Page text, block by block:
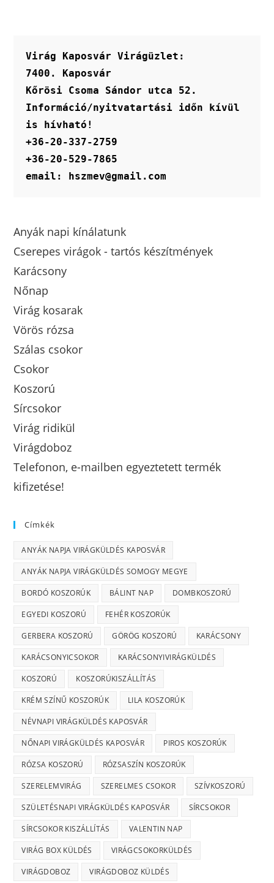
termékoldalon
választhatók
Virág Kaposvár Virágüzlet:
7400. Kaposvár
Kőrösi Csoma Sándor utca 52.
Információ/nyitvatartási időn kívül
is hívható!
+36-20-337-2759
+36-20-529-7865
email: hszmev@gmail.com
Anyák napi kínálatunk
Cserepes virágok - tartós készítmények
Karácsony
Nőnap
Virág kosarak
Vörös rózsa
Szálas csokor
Csokor
Koszorú
Sírcsokor
Virág ridikül
Virágdoboz
Telefonon, e-mailben egyeztetett termék
kifizetése!
Címkék
ANYÁK NAPJA VIRÁGKÜLDÉS KAPOSVÁR
ANYÁK NAPJA VIRÁGKÜLDÉS SOMOGY MEGYE
BORDÓ KOSZORÚK BÁLINT NAP DOMBKOSZORÚ
EGYEDI KOSZORÚ FEHÉR KOSZORÚK
GERBERA KOSZORÚ GÖRÖG KOSZORÚ KARÁCSONY
KARÁCSONYICSOKOR KARÁCSONYIVIRÁGKÜLDÉS
KOSZORÚ KOSZORÚKISZÁLLÍTÁS
KRÉM SZÍNŰ KOSZORÚK LILA KOSZORÚK
NÉVNAPI VIRÁGKÜLDÉS KAPOSVÁR
NŐNAPI VIRÁGKÜLDÉS KAPOSVÁR PIROS KOSZORÚK
RÓZSA KOSZORÚ RÓZSASZÍN KOSZORÚK
SZERELEMVIRÁG SZERELMES CSOKOR SZÍVKOSZORÚ
SZÜLETÉSNAPI VIRÁGKÜLDÉS KAPOSVÁR SÍRCSOKOR
SÍRCSOKOR KISZÁLLÍTÁS VALENTIN NAP
VIRÁG BOX KÜLDÉS VIRÁGCSOKORKÜLDÉS
VIRÁGDOBOZ VIRÁGDOBOZ KÜLDÉS